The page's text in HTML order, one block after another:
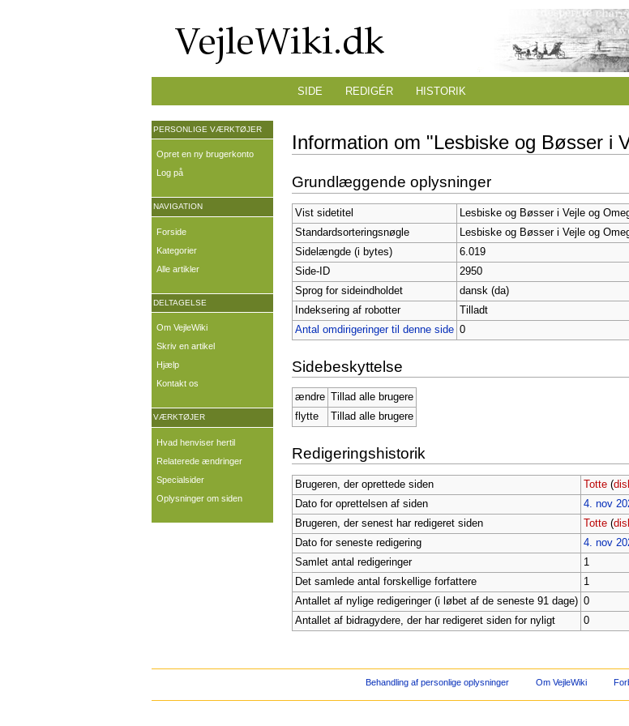
Information om "Lesbiske og Bøsser i
Grundlæggende oplysninger
Vist sidetitel
Lesbiske og Bøsser i Vejle og
Standardsorteringsnøgle
Lesbiske og Bøsser i Vejle og
Sidelængde (i bytes)
6.019
Side-ID
2950
Sprog for sideindholdet
dansk (da)
Indeksering af robotter
Tilladt
Antal omdirigeringer til denne side 0
Sidebeskyttelse
ændre
Tillad alle brugere
flytte
Tillad alle brugere
Redigeringshistorik
Brugeren, der oprettede siden Totte (
Dato for oprettelsen af siden
4. nov
Brugeren, der senest har redigeret siden
Totte (
Dato for seneste redigering
4. nov
Samlet antal redigeringer
1
Det samlede antal forskellige forfattere
1
Antallet af nylige redigeringer (i løbet af de seneste 91 dage) 0
Antallet af bidragydere, der har redigeret siden for nyligt
0
SIDE REDIGÉR HISTORIK
PERSONLIGE VÆRKTØJER
Opret en ny brugerkonto
Log på
NAVIGATION
Forside
Kategorier
Alle artikler
DELTAGELSE
Om VejleWiki
Skriv en artikel
Hjælp
Kontakt os
VÆRKTØJER
Hvad henviser hertil
Relaterede ændringer
Specialsider
Oplysninger om siden
Behandling af personlige oplysninger Om VejleWiki